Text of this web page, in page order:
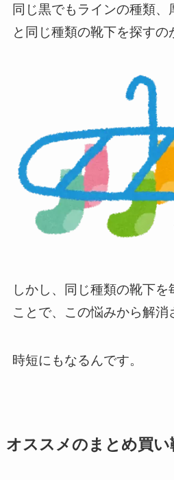
同じ黒でもラインの種類、
と同じ種類の靴下を探すの
しかし、同じ種類の靴下を
ことで、この悩みから解消
時短にもなるんです。
オススメのまとめ買い